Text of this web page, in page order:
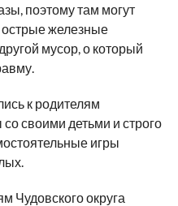
поэтому там могут
острые железные
мусор, о который
к родителям
своими детьми и строго
игры
Чудовского округа